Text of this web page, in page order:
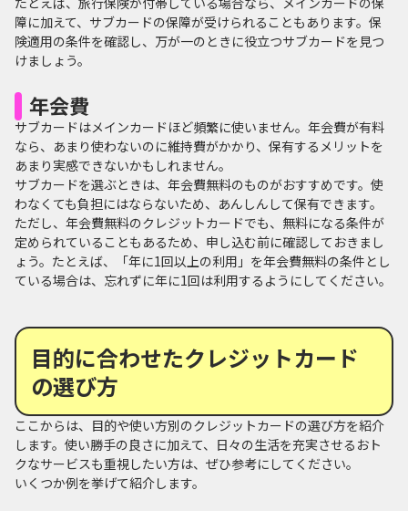
障に加えて、サブカードの保障が受けられることもあります。保
険適用の条件を確認し、万が一のときに役立つサブカードを見つ
けましょう。
年会費
サブカードはメインカードほど頻繁に使いません。年会費が有料
なら、あまり使わないのに維持費がかかり、保有するメリットを
あまり実感できないかもしれません。
サブカードを選ぶときは、年会費無料のものがおすすめです。使
わなくても負担にはならないため、あんしんして保有できます。
ただし、年会費無料のクレジットカードでも、無料になる条件が
定められていることもあるため、申し込む前に確認しておきまし
ょう。たとえば、「年に1回以上の利用」を年会費無料の条件とし
ている場合は、忘れずに年に1回は利用するようにしてください。
目的に合わせたクレジットカード
の選び方
ここからは、目的や使い方別のクレジットカードの選び方を紹介
します。使い勝手の良さに加えて、日々の生活を充実させるおト
クなサービスも重視したい方は、ぜひ参考にしてください。
いくつか例を挙げて紹介します。